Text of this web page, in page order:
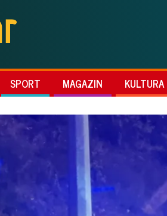
SPORT MAGAZIN KULTURA